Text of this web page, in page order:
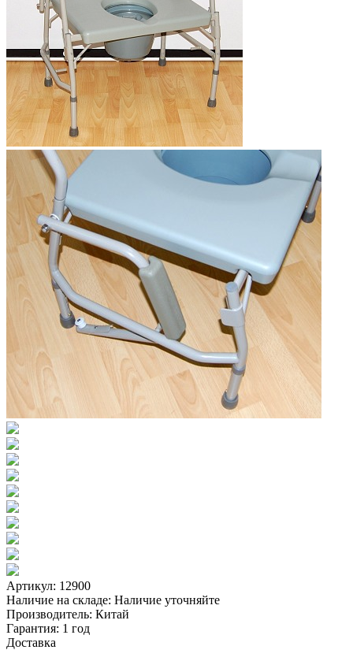
Артикул: 12900
Наличие на складе: Наличие уточняйте
Производитель: Китай
Гарантия: 1 год
Доставка